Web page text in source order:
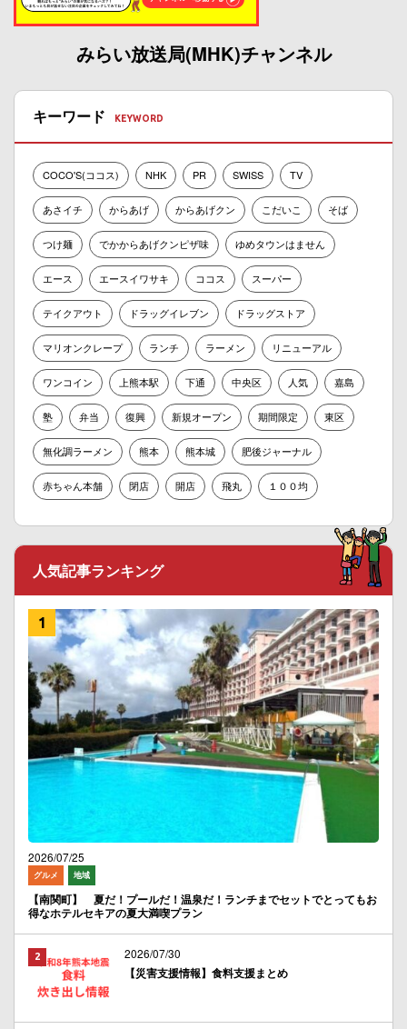
みらい放送局(MHK)チャンネル
キーワード
COCO'S(ココス) NHK PR SWISS TV
あさイチ からあげ からあげクン こだいこ そば
つけ麺 でかからあげクンピザ味 ゆめタウンはません
エース エースイワサキ ココス スーパー
テイクアウト ドラッグイレブン ドラッグストア
マリオンクレープ ランチ ラーメン リニューアル
ワンコイン 上熊本駅 下通 中央区 人気 嘉島
塾 弁当 復興 新規オープン 期間限定 東区
無化調ラーメン 熊本 熊本城 肥後ジャーナル
赤ちゃん本舗 閉店 開店 飛丸 １００均
人気記事ランキング
2026/07/25
グルメ 地域
【南関町】 夏だ！プールだ！温泉だ！ランチまでセットでとってもお
得なホテルセキアの夏大満喫プラン
2026/07/30
【災害支援情報】食料支援まとめ